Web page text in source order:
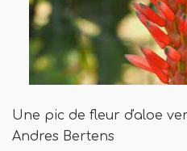
Une pic de fleur d'aloe
Andres Bertens